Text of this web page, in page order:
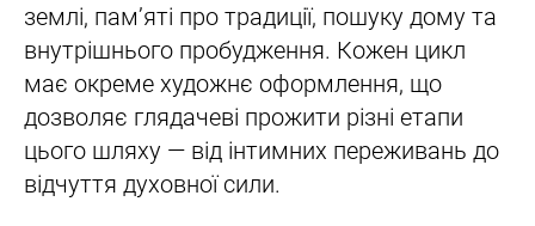
землі, пам’яті про традиції, пошуку дому та
внутрішнього пробудження. Кожен цикл
має окреме художнє оформлення, що
дозволяє глядачеві прожити різні етапи
цього шляху — від інтимних переживань до
відчуття духовної сили.